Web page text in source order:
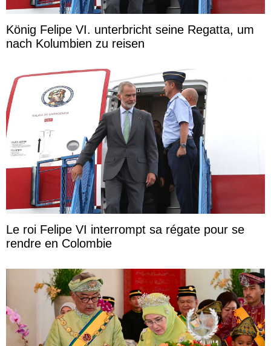
König Felipe VI. unterbricht seine Regatta, um
nach Kolumbien zu reisen
Le roi Felipe VI interrompt sa régate pour se
rendre en Colombie